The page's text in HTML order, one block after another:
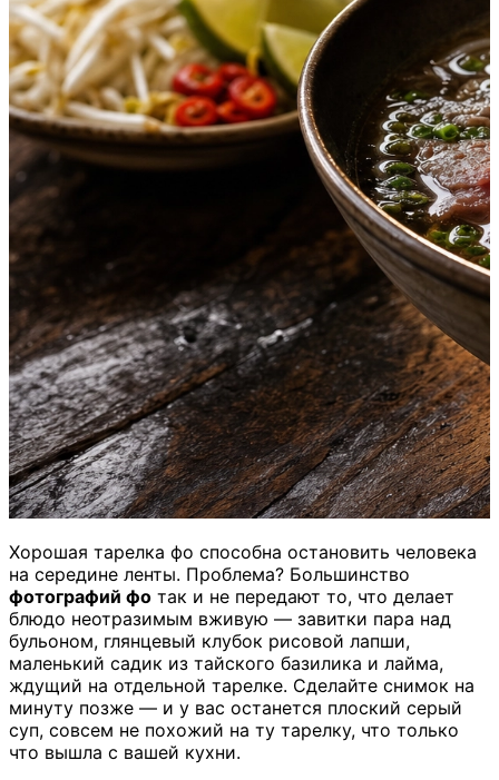
Хорошая тарелка фо способна остановить человека
на середине ленты. Проблема? Большинство
фотографий фо так и не передают то, что делает
блюдо неотразимым вживую — завитки пара над
бульоном, глянцевый клубок рисовой лапши,
маленький садик из тайского базилика и лайма,
ждущий на отдельной тарелке. Сделайте снимок на
минуту позже — и у вас останется плоский серый
суп, совсем не похожий на ту тарелку, что только
что вышла с вашей кухни.